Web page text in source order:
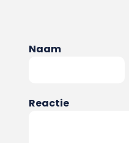
Naam
Reactie